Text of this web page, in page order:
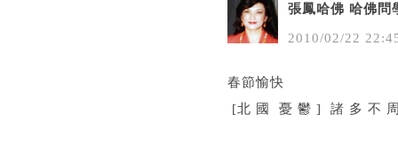
張鳳哈佛 哈佛問
2010/02/22 22:
春節愉快
[北 國 憂 鬱 ] 諸 多 不